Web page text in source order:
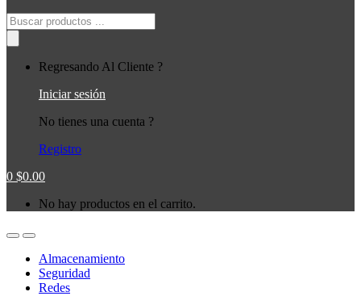
Búsqueda
de
productos
Regresando Al Cliente ?
Iniciar sesión
No tienes una cuenta ?
Registro
0 $0.00
No hay productos en el carrito.
Almacenamiento
Seguridad
Redes